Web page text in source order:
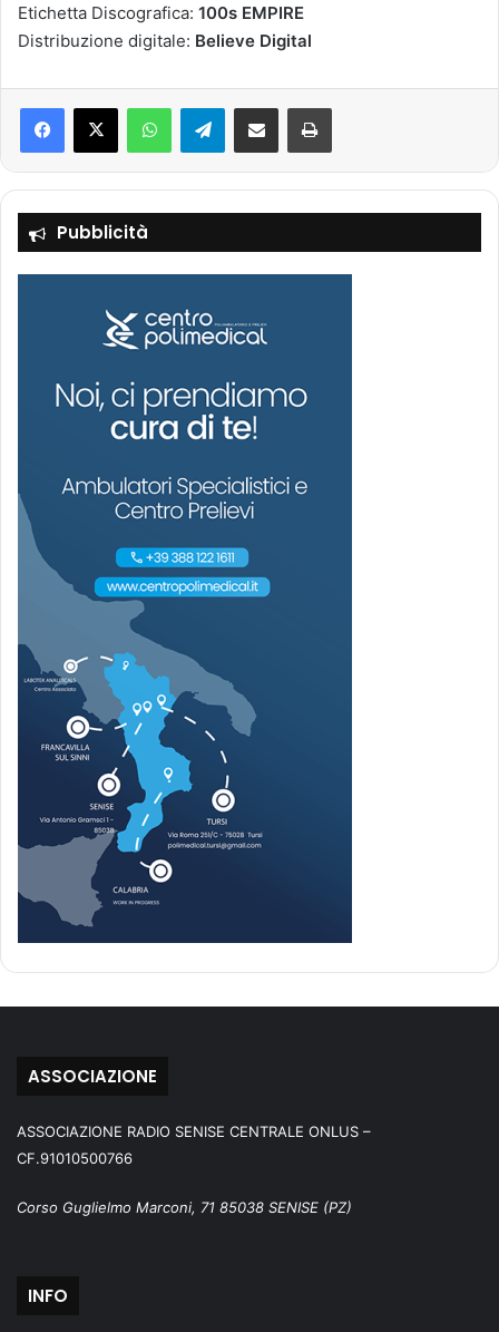
Etichetta Discografica: 100s EMPIRE
Distribuzione digitale: Believe Digital
Telegram
Pubblicità
ASSOCIAZIONE
ASSOCIAZIONE RADIO SENISE CENTRALE ONLUS –
CF.91010500766
Corso Guglielmo Marconi, 71 85038 SENISE (PZ)
INFO